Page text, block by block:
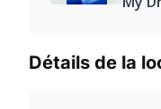
Détails de la